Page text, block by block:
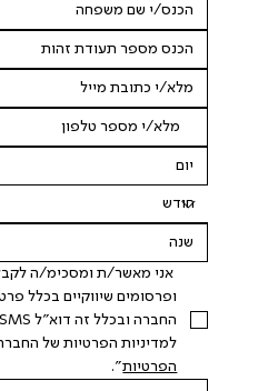
למדיניות הפרטיות של
הפרטיות".